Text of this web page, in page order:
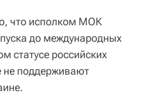
что исполком МОК
до международных
статусе российских
не поддерживают